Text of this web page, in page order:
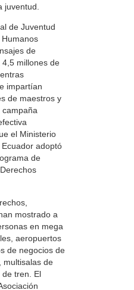
juventud.
de Juventud
de
millones de
impartían
de maestros y
campaña
el Ministerio
adoptó
de
mostrado a
en mega
aeropuertos
de negocios de
multisalas de
de tren. El